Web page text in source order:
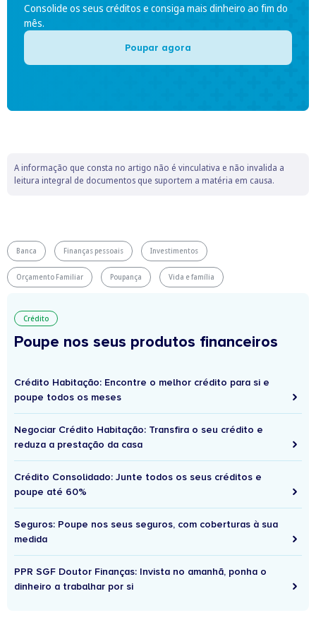
Consolide os seus créditos e consiga mais dinheiro ao fim do
mês.
Poupar agora
A informação que consta no artigo não é vinculativa e não invalida a
leitura integral de documentos que suportem a matéria em causa.
Banca Finanças pessoais Investimentos
Orçamento Familiar Poupança Vida e família
Crédito
Poupe nos seus produtos financeiros
Crédito Habitação: Encontre o melhor crédito para si e
poupe todos os meses
Negociar Crédito Habitação: Transfira o seu crédito e
reduza a prestação da casa
Crédito Consolidado: Junte todos os seus créditos e
poupe até 60%
Seguros: Poupe nos seus seguros, com coberturas à sua
medida
PPR SGF Doutor Finanças: Invista no amanhã, ponha o
dinheiro a trabalhar por si